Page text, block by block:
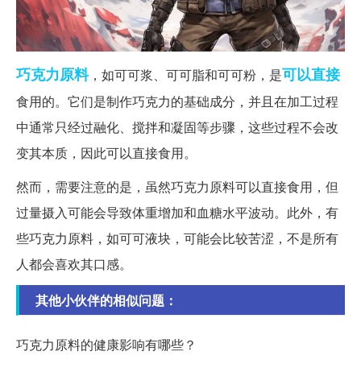
巧克力原料，如可可浆、可可脂和可可粉，是可以直接
食用的。它们是制作巧克力的基础成分，并且在加工过程
中通常只经过融化、搅拌和凝固等步骤，这些过程不会改
变其本质，因此可以直接食用。
然而，需要注意的是，虽然巧克力原料可以直接食用，但
过量摄入可能会导致体重增加和血糖水平波动。此外，有
些巧克力原料，如可可液块，可能会比较苦涩，不是所有
人都会喜欢其口感。
其他小伙伴的相似问题：
巧克力原料的健康影响有哪些？